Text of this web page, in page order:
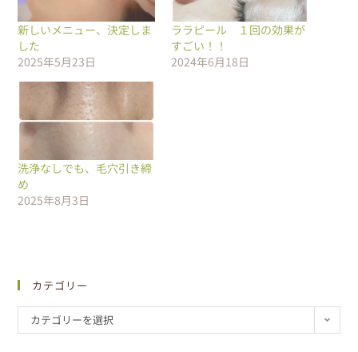
新しいメニュー、決定しま
した
2025年5月23日
ララピール １回の効果が
すごい！！
2024年6月18日
洗浄なしでも、毛穴引き締
め
2025年8月3日
カテゴリー
カテゴリーを選択